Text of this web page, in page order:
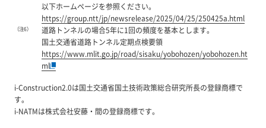
以下ホームページを参照ください。
https://group.ntt/jp/newsrelease/2025/04/25/250425a.html
（注6）
道路トンネルの場合5年に1回の頻度を基本とします。
国土交通省道路トンネル定期点検要領
https://www.mlit.go.jp/road/sisaku/yobohozen/yobohozen.ht
ml
i-Construction2.0は国土交通省国土技術政策総合研究所長の登録商標で
す。
i-NATMは株式会社安藤・間の登録商標です。